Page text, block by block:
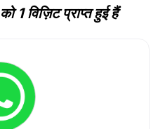
1 विज़िट प्राप्त हुई हैं